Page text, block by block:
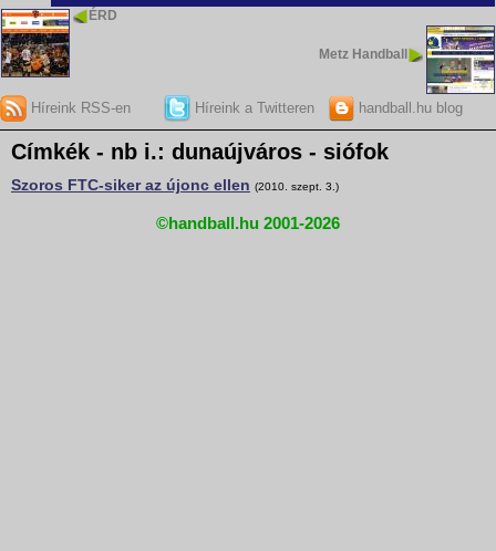
ÉRD
Metz Handball
Híreink RSS-en Híreink a Twitteren handball.hu blog
Címkék - nb i.: dunaújváros - siófok
Szoros FTC-siker az újonc ellen (2010. szept. 3.)
©handball.hu 2001-2026